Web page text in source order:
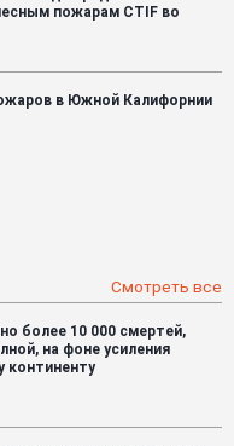
пожарам CTIF во
в Южной Калифорнии
Смотреть все
более 10 000 смертей,
на фоне усиления
континенту